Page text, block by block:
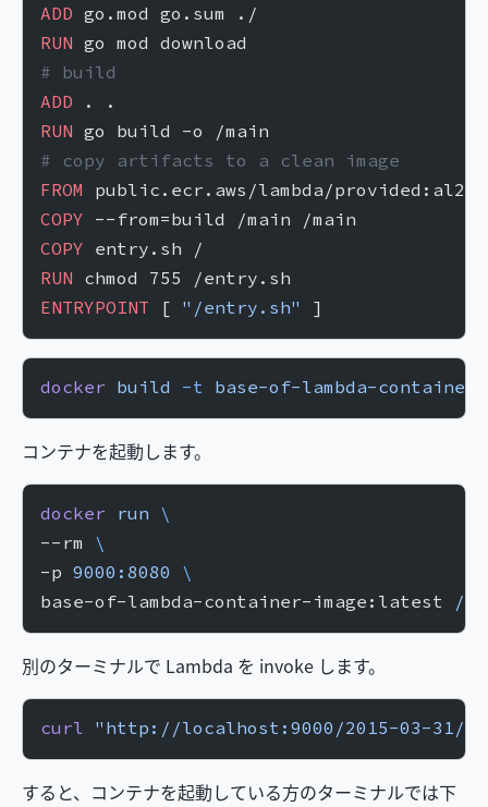
ADD go.mod go.sum ./
RUN go mod download
# build
ADD . .
RUN go build -o /main
# copy artifacts to a clean image
FROM public.ecr.aws/lambda/provided:al2
COPY --from=build /main /main
COPY entry.sh /
RUN chmod 755 /entry.sh
ENTRYPOINT [ "/entry.sh" ]
docker build -t base-of-lambda-container-
コンテナを起動します。
docker run \
--rm \
-p 9000:8080 \
base-of-lambda-container-image:latest /
別のターミナルで Lambda を invoke します。
curl "http://localhost:9000/2015-03-31/
すると、コンテナを起動している方のターミナルでは下